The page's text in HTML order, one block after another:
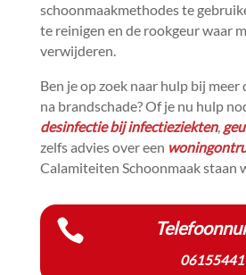
schoonmaakmethodes te
te reinigen en de rookgeur waar
verwijderen.​
Ben je op zoek naar hulp bij meer
na brandschade? Of je nu hulp
desinfectie bij infectieziekten,
zelfs advies over een
Calamiteiten Schoonmaak staan
